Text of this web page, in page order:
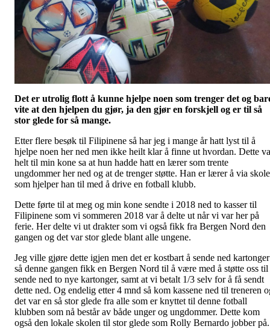
Det er utrolig flott å kunne hjelpe noen som trenger det og
vite at den hjelpen du gjør, ja den gjør en forskjell og er til så
stor glede for så mange.
Etter flere besøk til Filipinene så har jeg i mange år hatt lyst til å
hjelpe noen her ned men ikke heilt klar å finne ut hvordan. Dette
helt til min kone sa at hun hadde hatt en lærer som trente
ungdommer her ned og at de trenger støtte. Han er lærer å via
som hjelper han til med å drive en fotball klubb.
Dette førte til at meg og min kone sendte i 2018 ned to kasser til
Filipinene som vi sommeren 2018 var å delte ut når vi var her på
ferie. Her delte vi ut drakter som vi også fikk fra Bergen Nord den
gangen og det var stor glede blant alle ungene.
Jeg ville gjøre dette igjen men det er kostbart å sende ned kartonger
så denne gangen fikk en Bergen Nord til å være med å støtte oss til
sende ned to nye kartonger, samt at vi betalt 1/3 selv for å få sendt
dette ned. Og endelig etter 4 mnd så kom kassene ned til treneren
det var en så stor glede fra alle som er knyttet til denne fotball
klubben som nå består av både unger og ungdommer. Dette kom
også den lokale skolen til stor glede som Rolly Bernardo jobber på.